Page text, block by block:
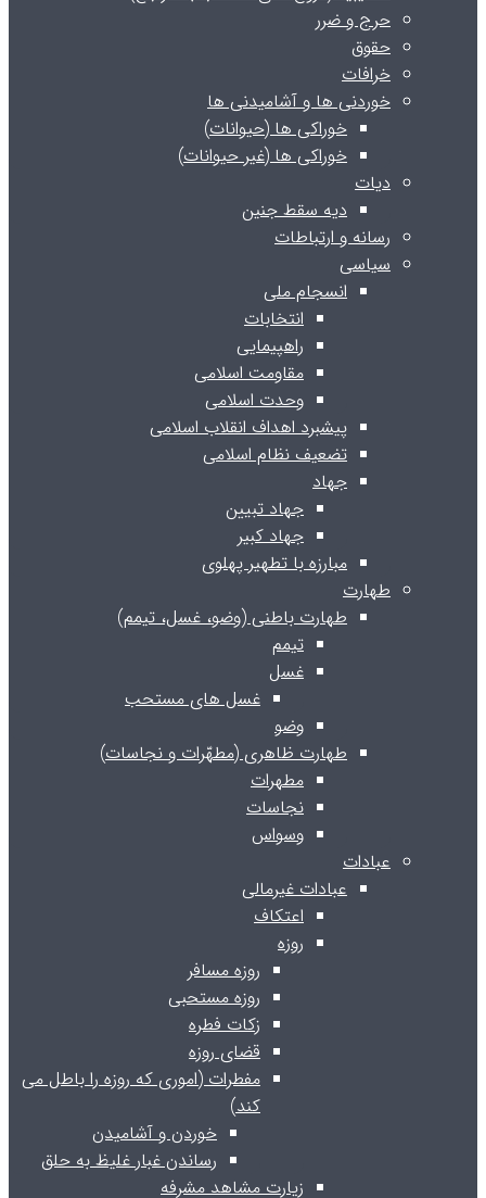
حرج و ضرر
حقوق
خرافات
خوردنی ها و آشامیدنی ها
خوراکی ها (حیوانات)
خوراکی ها (غیر حیوانات)
دیات
دیه سقط جنین
رسانه و ارتباطات
سیاسی
انسجام ملی
انتخابات
راهپیمایی
مقاومت اسلامی
وحدت اسلامی
پیشبرد اهداف انقلاب اسلامی
تضعیف نظام اسلامی
جهاد
جهاد تبیین
جهاد کبیر
مبارزه با تطهیر پهلوی
طهارت
طهارت باطنی (وضو، غسل، تیمم)
تیمم
غسل
غسل های مستحب
وضو
طهارت ظاهری (مطهّرات و نجاسات)
مطهرات
نجاسات
وسواس
عبادات
عبادات غیرمالی
اعتکاف
روزه
روزه مسافر
روزه مستحبی
زکات فطره
قضای روزه
مفطرات (اموری که روزه را باطل می
کند)
خوردن و آشامیدن
رساندن غبار غلیظ به حلق
زیارت مشاهد مشرفه